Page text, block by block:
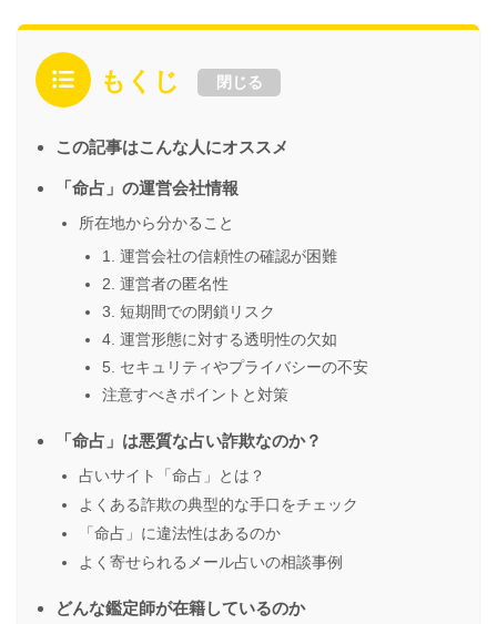
もくじ 閉じる
この記事はこんな人にオススメ
「命占」の運営会社情報
所在地から分かること
1. 運営会社の信頼性の確認が困難
2. 運営者の匿名性
3. 短期間での閉鎖リスク
4. 運営形態に対する透明性の欠如
5. セキュリティやプライバシーの不安
注意すべきポイントと対策
「命占」は悪質な占い詐欺なのか？
占いサイト「命占」とは？
よくある詐欺の典型的な手口をチェック
「命占」に違法性はあるのか
よく寄せられるメール占いの相談事例
どんな鑑定師が在籍しているのか